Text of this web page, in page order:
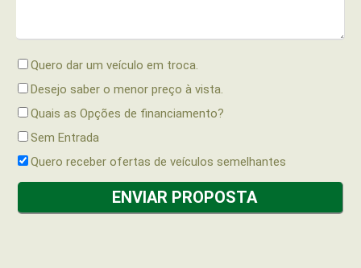
Quero dar um veículo em troca.
Desejo saber o menor preço à vista.
Quais as Opções de financiamento?
Sem Entrada
Quero receber ofertas de veículos semelhantes